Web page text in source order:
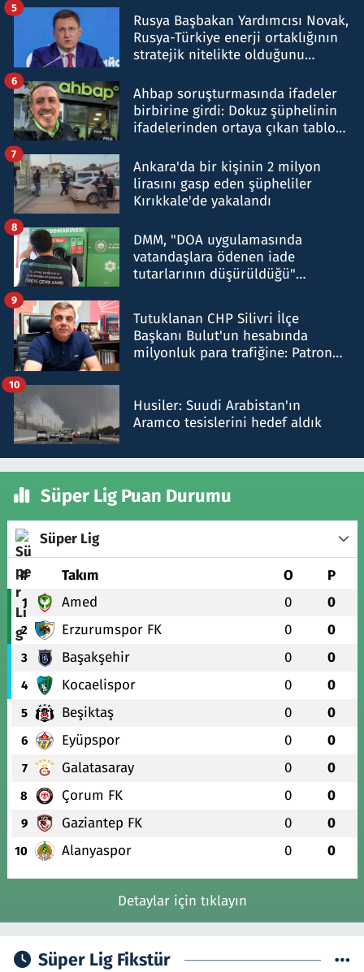
Rusya Başbakan Yardımcısı Novak,
Rusya-Türkiye enerji ortaklığının
stratejik nitelikte olduğunu
5
Ahbap soruşturmasında ifadeler
birbirine girdi: Dokuz şüphelinin
ifadelerinden ortaya çıkan tablo
6
Ankara'da bir kişinin 2 milyon
lirasını gasp eden şüpheliler
Kırıkkale'de yakalandı
7
DMM, "DOA uygulamasında
vatandaşlara ödenen iade
tutarlarının düşürüldüğü"
8
Tutuklanan CHP Silivri İlçe
Başkanı Bulut'un hesabında
milyonluk para trafiğine: Patron
9
Husiler: Suudi Arabistan'ın
Aramco tesislerini hedef aldık
10
Süper Lig Puan Durumu
Süper Lig
# Takım O P
1 Amed 0 0
2 Erzurumspor FK 0 0
3 Başakşehir 0 0
4 Kocaelispor 0 0
5 Beşiktaş 0 0
6 Eyüpspor 0 0
7 Galatasaray 0 0
8 Çorum FK 0 0
9 Gaziantep FK 0 0
10 Alanyaspor 0 0
Detaylar için tıklayın
Süper Lig Fikstür